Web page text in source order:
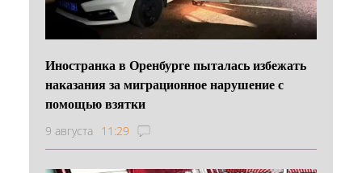
Иностранка в Оренбурге пыталась избежать
наказания за миграционное нарушение с
помощью взятки
9 августа 11:29